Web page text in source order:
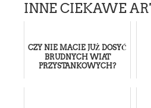
INNE CIEKAWE
CZY NIE MACIE JUŻ DOSYĆ
BRUDNYCH WIAT
PRZYSTANKOWYCH?